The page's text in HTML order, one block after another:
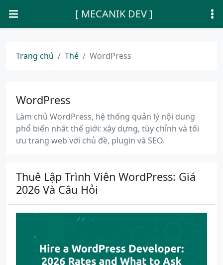
[ MECANIK DEV ]
Trang chủ Thẻ WordPress
WordPress
Làm chủ WordPress, hệ thống quản lý nội dung
phổ biến nhất thế giới: xây dựng, tùy chỉnh và tối
ưu trang web với chủ đề, plugin và SEO.
Thuê Lập Trình Viên WordPress: Giá
2026 Và Câu Hỏi